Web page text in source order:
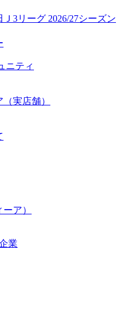
ア）
業
3リーグ 2026/27シーズン
ニティ
実店舗）
ア）
業